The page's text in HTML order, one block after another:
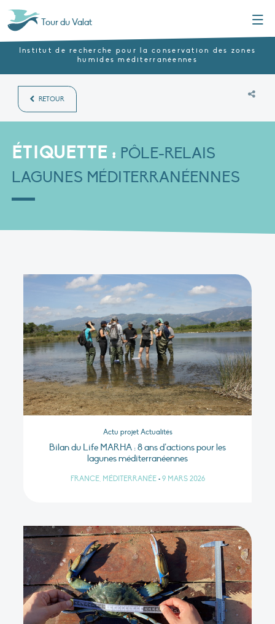
Tour du Valat
Institut de recherche pour la conservation des zones
humides méditerranéennes
RETOUR
ÉTIQUETTE : PÔLE-RELAIS
LAGUNES MÉDITERRANÉENNES
Actu projet Actualités
Bilan du Life MARHA : 8 ans d’actions pour les
lagunes méditerranéennes
FRANCE, MÉDITERRANÉE • 9 MARS 2026